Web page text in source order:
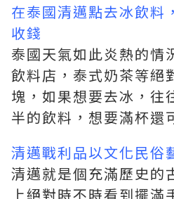
在泰國清邁點去冰飲料
收錢
泰國天氣如此炎熱的情
飲料店，泰式奶茶等絕
塊，如果想要去冰，往
半的飲料，想要滿杯還
清邁戰利品以文化民俗
清邁就是個充滿歷史的
上絕對時不時看到擺滿